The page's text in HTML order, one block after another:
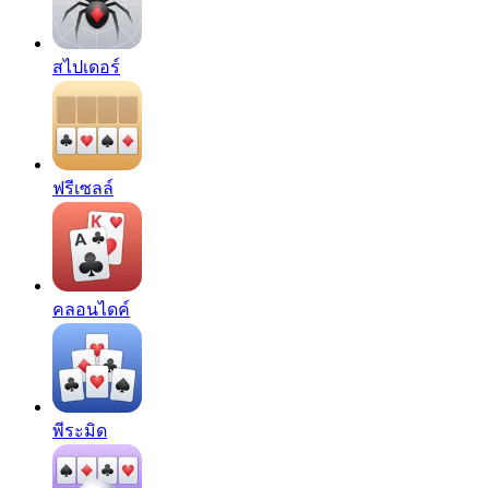
สไปเดอร์
ฟรีเซลล์
คลอนไดค์
พีระมิด